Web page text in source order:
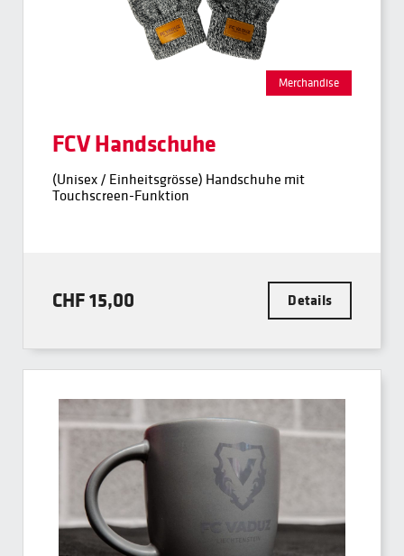
Merchandise
FCV Handschuhe
(Unisex / Einheitsgrösse) Handschuhe mit
Touchscreen-Funktion
CHF 15,00 Details